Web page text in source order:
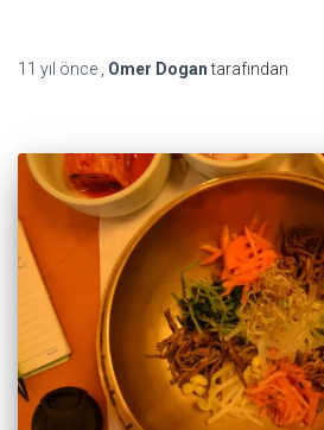
11 yıl önce Omer Dogantarafından